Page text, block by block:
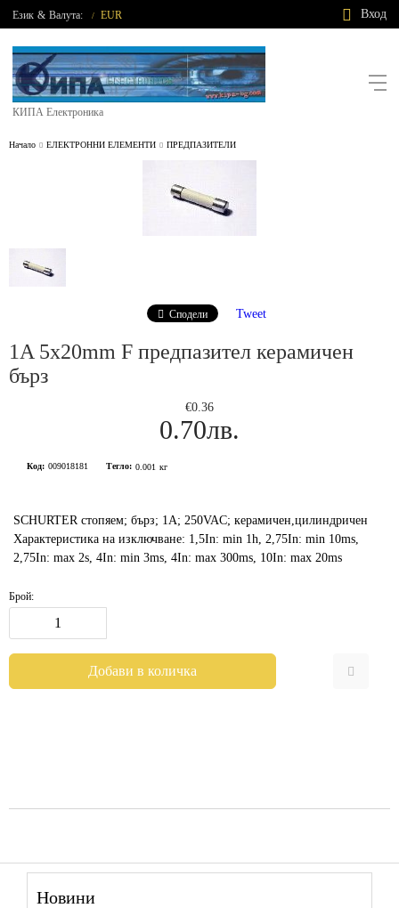
Език & Валута: / EUR Вход
КИПА Електроника
Начало ЕЛЕКТРОННИ ЕЛЕМЕНТИ ПРЕДПАЗИТЕЛИ
Сподели Tweet
1A 5x20mm F предпазител керамичен
бърз
€0.36
0.70лв.
Код: 009018181 Тегло: 0.001 кг
SCHURTER стопяем; бърз; 1A; 250VAC; керамичен,цилиндричен
Характеристика на изключване: 1,5In: min 1h, 2,75In: min 10ms,
2,75In: max 2s, 4In: min 3ms, 4In: max 300ms, 10In: max 20ms
Брой:
Новини